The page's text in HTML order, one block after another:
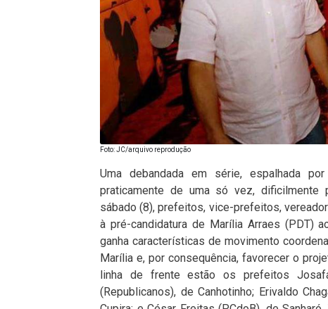
Foto: JC/arquivo reprodução
Uma debandada em série, espalhada
praticamente de uma só vez, dificilmente
sábado (8), prefeitos, vice-prefeitos,
à pré-candidatura de Marília Arraes (PDT)
ganha características de movimento
Marília e, por consequência, favorecer o
linha de frente estão os prefeitos
(Republicanos), de Canhotinho; Erivaldo